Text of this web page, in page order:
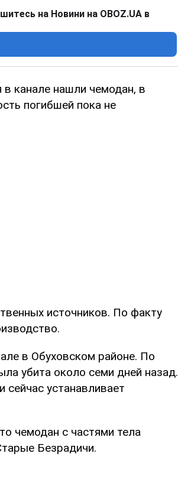
на Новини на OBOZ.UA в
канале нашли чемодан, в
погибшей пока не
источников. По факту
в Обуховском районе. По
убита около семи дней назад.
сейчас устанавливает
чемодан с частями тела
Безрадичи.